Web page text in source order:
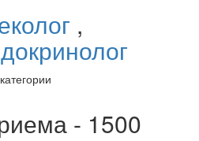
,
- 1500